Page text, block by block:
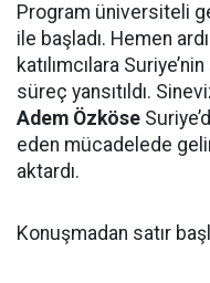
Program üniversiteli
ile başladı. Hemen
katılımcılara
süreç yansıtıldı.
Adem Özköse
eden mücadelede
aktardı.
Konuşmadan satır